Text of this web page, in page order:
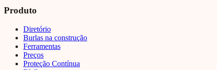
Produto
Diretório
Burlas na construção
Ferramentas
Preços
Proteção Contínua